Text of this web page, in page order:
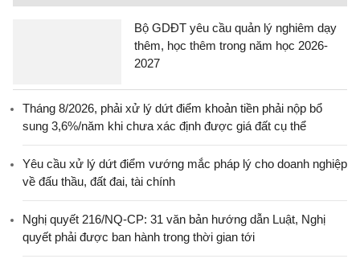
Bộ GDĐT yêu cầu quản lý nghiêm dạy
thêm, học thêm trong năm học 2026-
2027
Tháng 8/2026, phải xử lý dứt điểm khoản tiền phải nộp bổ
sung 3,6%/năm khi chưa xác định được giá đất cụ thể
Yêu cầu xử lý dứt điểm vướng mắc pháp lý cho doanh nghiệp
về đấu thầu, đất đai, tài chính
Nghị quyết 216/NQ-CP: 31 văn bản hướng dẫn Luật, Nghị
quyết phải được ban hành trong thời gian tới